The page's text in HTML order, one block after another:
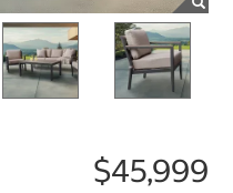
$45,999